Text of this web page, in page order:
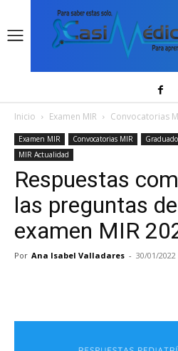
Inicio Examen MIR Convocatorias
Examen MIR Convocatorias MIR
MIR Actualidad
Respuestas
las preguntas
examen MIR
Por Ana Isabel Valladares - 30/01/2022